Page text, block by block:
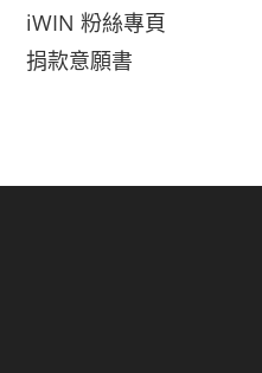
iWIN 粉絲專頁
捐款意願書